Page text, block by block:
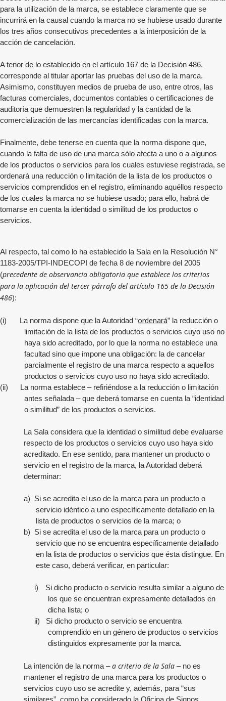
para la utilización de la marca, se establece claramente que se
incurrirá en la causal cuando la marca no se hubiese usado durante
los tres años consecutivos precedentes a la interposición de la
acción de cancelación.
A tenor de lo establecido en el artículo 167 de la Decisión 486,
corresponde al titular aportar las pruebas del uso de la marca.
Asimismo, constituyen medios de prueba de uso, entre otros, las
facturas comerciales, documentos contables o certificaciones de
auditoría que demuestren la regularidad y la cantidad de la
comercialización de las mercancías identificadas con la marca.
Finalmente, debe tenerse en cuenta que la norma dispone que,
cuando la falta de uso de una marca sólo afecta a uno o a algunos
de los productos o servicios para los cuales estuviese registrada, se
ordenará una reducción o limitación de la lista de los productos o
servicios comprendidos en el registro, eliminando aquéllos respecto
de los cuales la marca no se hubiese usado; para ello, habrá de
tomarse en cuenta la identidad o similitud de los productos o
servicios.
Al respecto, tal como lo ha establecido la Sala en la Resolución N°
1183-2005/TPI-INDECOPI de fecha 8 de noviembre del 2005
(precedente de observancia obligatoria que establece los criterios
para la aplicación del tercer párrafo del artículo 165 de la Decisión
486):
(i) La norma dispone que la Autoridad “ordenará” la reducción o
limitación de la lista de los productos o servicios cuyo uso no
haya sido acreditado, por lo que la norma no establece una
facultad sino que impone una obligación: la de cancelar
parcialmente el registro de una marca respecto a aquellos
productos o servicios cuyo uso no haya sido acreditado.
(ii)
La norma establece – refiriéndose a la reducción o limitación
antes señalada – que deberá tomarse en cuenta la “identidad
o similitud” de los productos o servicios.
La Sala considera que la identidad o similitud debe evaluarse
respecto de los productos o servicios cuyo uso haya sido
acreditado. En ese sentido, para mantener un producto o
servicio en el registro de la marca, la Autoridad deberá
determinar:
a)
Si se acredita el uso de la marca para un producto o
servicio idéntico a uno específicamente detallado en la
lista de productos o servicios de la marca; o
b)
Si se acredita el uso de la marca para un producto o
servicio que no se encuentra específicamente detallado
en la lista de productos o servicios que ésta distingue. En
este caso, deberá verificar, en particular:
i)
Si dicho producto o servicio resulta similar a alguno de
los que se encuentran expresamente detallados en
dicha lista; o
ii)
Si dicho producto o servicio se encuentra
comprendido en un género de productos o servicios
distinguidos expresamente por la marca.
La intención de la norma –a criterio de la Sala – no es
mantener el registro de una marca para los productos o
servicios cuyo uso se acredite y, además, para “sus
similares”, como ha considerado la Oficina de Signos